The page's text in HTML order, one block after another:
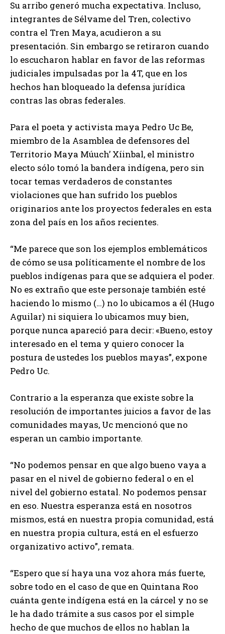
Su arribo generó mucha expectativa. Incluso,
integrantes de Sélvame del Tren, colectivo
contra el Tren Maya, acudieron a su
presentación. Sin embargo se retiraron cuando
lo escucharon hablar en favor de las reformas
judiciales impulsadas por la 4T, que en los
hechos han bloqueado la defensa jurídica
contras las obras federales.
Para el poeta y activista maya Pedro Uc Be,
miembro de la Asamblea de defensores del
Territorio Maya Múuch’ Xíinbal, el ministro
electo sólo tomó la bandera indígena, pero sin
tocar temas verdaderos de constantes
violaciones que han sufrido los pueblos
originarios ante los proyectos federales en esta
zona del país en los años recientes.
“Me parece que son los ejemplos emblemáticos
de cómo se usa políticamente el nombre de los
pueblos indígenas para que se adquiera el poder.
No es extraño que este personaje también esté
haciendo lo mismo (…) no lo ubicamos a él (Hugo
Aguilar) ni siquiera lo ubicamos muy bien,
porque nunca apareció para decir: «Bueno, estoy
interesado en el tema y quiero conocer la
postura de ustedes los pueblos mayas”, expone
Pedro Uc.
Contrario a la esperanza que existe sobre la
resolución de importantes juicios a favor de las
comunidades mayas, Uc mencionó que no
esperan un cambio importante.
“No podemos pensar en que algo bueno vaya a
pasar en el nivel de gobierno federal o en el
nivel del gobierno estatal. No podemos pensar
en eso. Nuestra esperanza está en nosotros
mismos, está en nuestra propia comunidad, está
en nuestra propia cultura, está en el esfuerzo
organizativo activo”, remata.
“Espero que sí haya una voz ahora más fuerte,
sobre todo en el caso de que en Quintana Roo
cuánta gente indígena está en la cárcel y no se
le ha dado trámite a sus casos por el simple
hecho de que muchos de ellos no hablan la